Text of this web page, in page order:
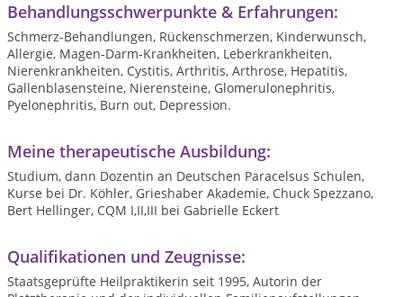
Behandlungsschwerpunkte & Erfahrungen:
Schmerz-Behandlungen, Rückenschmerzen, Kinderwunsch,
Allergie, Magen-Darm-Krankheiten, Leberkrankheiten,
Nierenkrankheiten, Cystitis, Arthritis, Arthrose, Hepatitis,
Gallenblasensteine, Nierensteine, Glomerulonephritis,
Pyelonephritis, Burn out, Depression.
Meine therapeutische Ausbildung:
Studium, dann Dozentin an Deutschen Paracelsus Schulen,
Kurse bei Dr. Köhler, Grieshaber Akademie, Chuck Spezzano,
Bert Hellinger, CQM I,II,III bei Gabrielle Eckert
Qualifikationen und Zeugnisse:
Staatsgeprüfte Heilpraktikerin seit 1995, Autorin der